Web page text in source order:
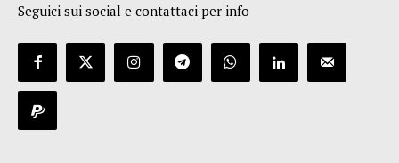
Seguici sui social e contattaci per info